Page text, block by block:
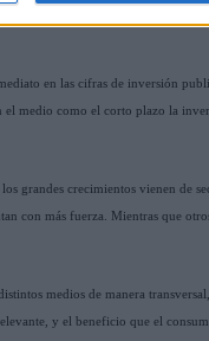
en las cifras de inversión
el medio como el corto plazo la
grandes crecimientos vienen de
con más fuerza. Mientras que
medios de manera transversal,
y el beneficio que el